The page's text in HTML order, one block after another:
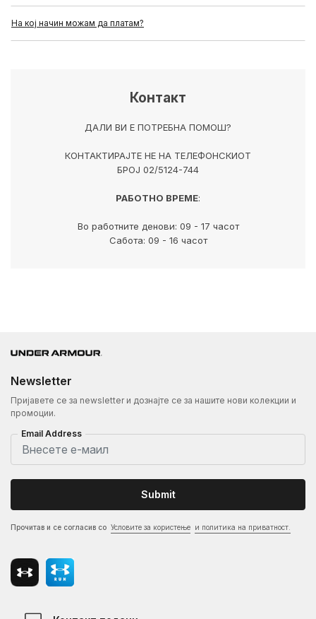
На кој начин можам да платам?
Контакт
ДАЛИ ВИ Е ПОТРЕБНА ПОМОШ?
КОНТАКТИРАЈТЕ НЕ НА ТЕЛЕФОНСКИОТ
БРОЈ 02/5124-744
РАБОТНО ВРЕМЕ:
Во работните денови: 09 - 17 часот
Сабота: 09 - 16 часот
Newsletter
Пријавете се за newsletter и дознајте се за нашите нови колекции и
промоции.
Email Address
Submit
Прочитав и се согласив со Условите за користење и политика на приватност.